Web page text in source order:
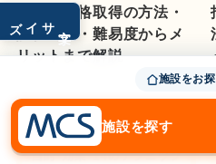
サイズ
とは？資格取得の方法・
試験内容・難易度からメ
リットまで解説
施設をお
施設を探す